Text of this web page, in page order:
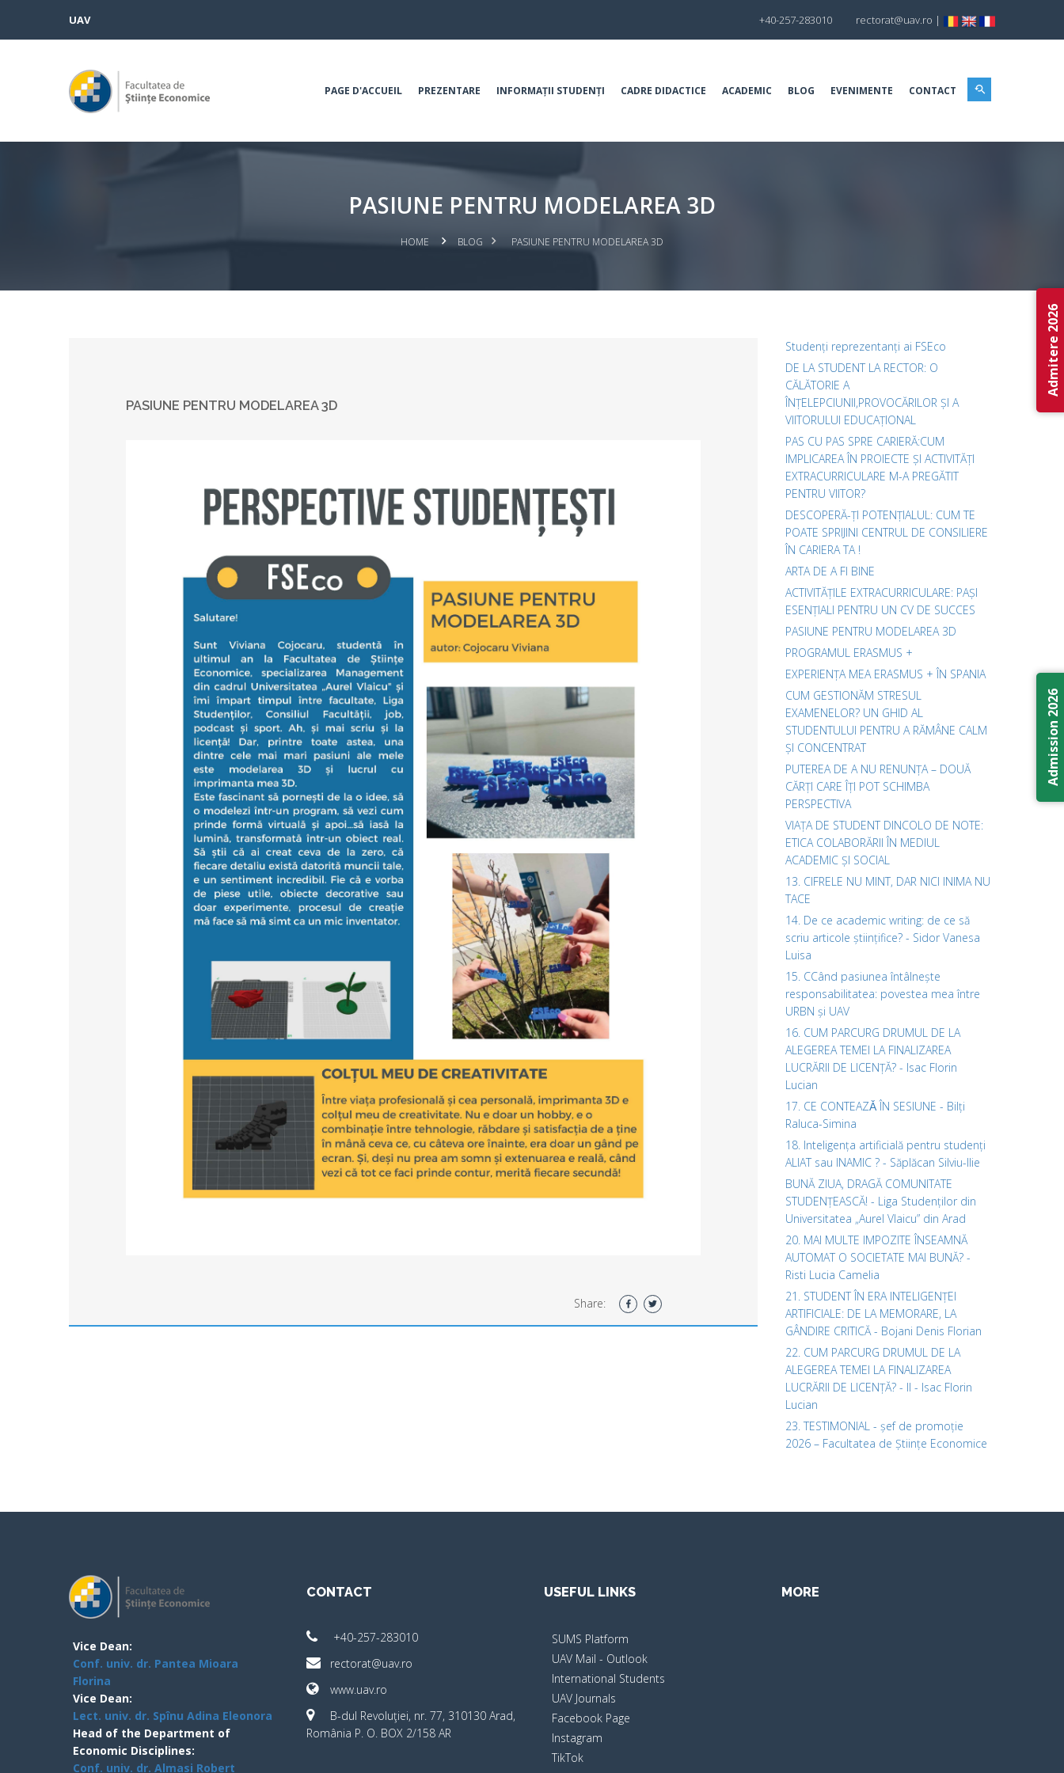
UAV +40-257-283010 rectorat@uav.ro |
PAGE D'ACCUEIL PREZENTARE INFORMAȚII STUDENȚI CADRE DIDACTICE ACADEMIC BLOG EVENIMENTE CONTACT
PASIUNE PENTRU MODELAREA 3D
HOME BLOG PASIUNE PENTRU MODELAREA 3D
PASIUNE PENTRU MODELAREA 3D
Share:
Studenți reprezentanți ai FSEco
DE LA STUDENT LA RECTOR: O
CĂLĂTORIE A
ÎNȚELEPCIUNII,PROVOCĂRILOR ȘI A
VIITORULUI EDUCAȚIONAL
PAS CU PAS SPRE CARIERĂ:CUM
IMPLICAREA ÎN PROIECTE ȘI ACTIVITĂȚI
EXTRACURRICULARE M-A PREGĂTIT
PENTRU VIITOR?
DESCOPERĂ-ȚI POTENȚIALUL: CUM TE
POATE SPRIJINI CENTRUL DE CONSILIERE
ÎN CARIERA TA !
ARTA DE A FI BINE
ACTIVITĂȚILE EXTRACURRICULARE: PAȘI
ESENȚIALI PENTRU UN CV DE SUCCES
PASIUNE PENTRU MODELAREA 3D
PROGRAMUL ERASMUS +
EXPERIENȚA MEA ERASMUS + ÎN SPANIA
CUM GESTIONĂM STRESUL
EXAMENELOR? UN GHID AL
STUDENTULUI PENTRU A RĂMÂNE CALM
ȘI CONCENTRAT
PUTEREA DE A NU RENUNȚA – DOUĂ
CĂRȚI CARE ÎȚI POT SCHIMBA
PERSPECTIVA
VIAȚA DE STUDENT DINCOLO DE NOTE:
ETICA COLABORĂRII ÎN MEDIUL
ACADEMIC ȘI SOCIAL
13. CIFRELE NU MINT, DAR NICI INIMA NU
TACE
14. De ce academic writing: de ce să
scriu articole științifice? - Sidor Vanesa
Luisa
15. CCând pasiunea întâlnește
responsabilitatea: povestea mea între
URBN și UAV
16. CUM PARCURG DRUMUL DE LA
ALEGEREA TEMEI LA FINALIZAREA
LUCRĂRII DE LICENȚĂ? - Isac Florin
Lucian
17. CE CONTEAZǍ ÎN SESIUNE - Bilți
Raluca-Simina
18. Inteligența artificială pentru studenți
ALIAT sau INAMIC ? - Săplăcan Silviu-Ilie
BUNĂ ZIUA, DRAGĂ COMUNITATE
STUDENȚEASCĂ! - Liga Studenților din
Universitatea „Aurel Vlaicu” din Arad
20. MAI MULTE IMPOZITE ÎNSEAMNĂ
AUTOMAT O SOCIETATE MAI BUNĂ? -
Risti Lucia Camelia
21. STUDENT ÎN ERA INTELIGENȚEI
ARTIFICIALE: DE LA MEMORARE, LA
GÂNDIRE CRITICĂ - Bojani Denis Florian
22. CUM PARCURG DRUMUL DE LA
ALEGEREA TEMEI LA FINALIZAREA
LUCRĂRII DE LICENȚĂ? - II - Isac Florin
Lucian
23. TESTIMONIAL - șef de promoție
2026 – Facultatea de Științe Economice
Vice Dean:
Conf. univ. dr. Pantea Mioara
Florina
Vice Dean:
Lect. univ. dr. Spînu Adina Eleonora
Head of the Department of
Economic Disciplines:
Conf. univ. dr. Almasi Robert
CONTACT
+40-257-283010
rectorat@uav.ro
www.uav.ro
B-dul Revoluţiei, nr. 77, 310130 Arad,
România P. O. BOX 2/158 AR
USEFUL LINKS
SUMS Platform
UAV Mail - Outlook
International Students
UAV Journals
Facebook Page
Instagram
TikTok
MORE
Admitere 2026
Admission 2026